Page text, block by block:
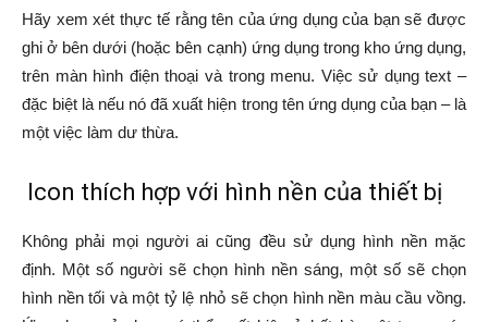
Hãy xem xét thực tế rằng tên của ứng dụng của bạn sẽ được
ghi ở bên dưới (hoặc bên cạnh) ứng dụng trong kho ứng dụng,
trên màn hình điện thoại và trong menu. Việc sử dụng text –
đặc biệt là nếu nó đã xuất hiện trong tên ứng dụng của bạn – là
một việc làm dư thừa.
Icon thích hợp với hình nền của thiết bị
Không phải mọi người ai cũng đều sử dụng hình nền mặc
định. Một số người sẽ chọn hình nền sáng, một số sẽ chọn
hình nền tối và một tỷ lệ nhỏ sẽ chọn hình nền màu cầu vồng.